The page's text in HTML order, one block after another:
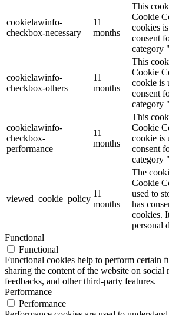
cookielawinfo-
checkbox-necessary
11
months
This
Cookie
cookies
consent
category
cookielawinfo-
checkbox-others
11
months
This
Cookie
cookie is
consent
category
cookielawinfo-
checkbox-
performance
11
months
This
Cookie
cookie is
consent
category
viewed_cookie_policy
11
months
The
Cookie
used to
has
cookies.
personal
Functional
Functional
Functional cookies help to perform certain
sharing the content of the website on social
feedbacks, and other third-party features.
Performance
Performance